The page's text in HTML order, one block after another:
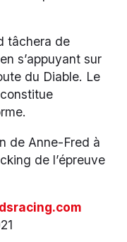
tâchera de
s’appuyant sur
du Diable. Le
de Anne-Fred à
de l’épreuve